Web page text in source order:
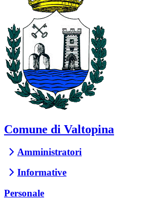
Comune di Valtopina
Amministratori
Informative
Personale